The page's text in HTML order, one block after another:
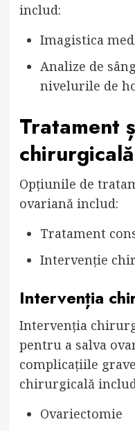
includ:
Imagistica
Analize de
nivelurile de
Tratament
chirurgicală
Opțiunile de
ovariană includ:
Tratament
Intervenție
Intervenția
Intervenția
pentru a salva
complicațiile
chirurgicală
Ovariectomie